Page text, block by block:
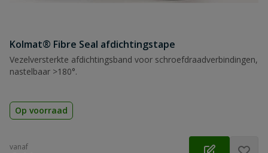
Kolmat® Fibre Seal afdichtingstape
Vezelversterkte afdichtingsband voor schroefdraadverbindingen,
nastelbaar >180°.
Op voorraad
vanaf